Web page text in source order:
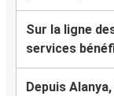
Sur la ligne
services
Depuis